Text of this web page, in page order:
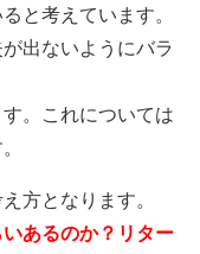
と考えています。
出ないようにバラ
。これについては
方となります。
あるのか？リター